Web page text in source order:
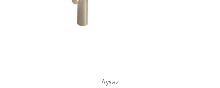
Ayvaz